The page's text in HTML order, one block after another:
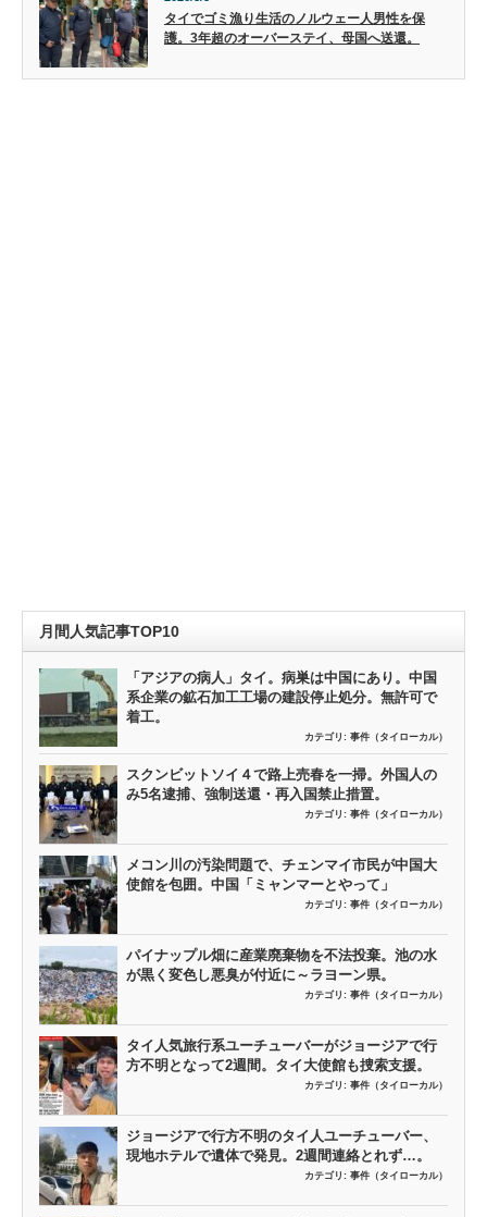
タイでゴミ漁り生活のノルウェー人男性を保
護。3年超のオーバーステイ、母国へ送還。
月間人気記事TOP10
「アジアの病人」タイ。病巣は中国にあり。中国
系企業の鉱石加工工場の建設停止処分。無許可で
着工。
カテゴリ: 事件（タイローカル）
スクンビットソイ４で路上売春を一掃。外国人の
み5名逮捕、強制送還・再入国禁止措置。
カテゴリ: 事件（タイローカル）
メコン川の汚染問題で、チェンマイ市民が中国大
使館を包囲。中国「ミャンマーとやって」
カテゴリ: 事件（タイローカル）
パイナップル畑に産業廃棄物を不法投棄。池の水
が黒く変色し悪臭が付近に～ラヨーン県。
カテゴリ: 事件（タイローカル）
タイ人気旅行系ユーチューバーがジョージアで行
方不明となって2週間。タイ大使館も捜索支援。
カテゴリ: 事件（タイローカル）
ジョージアで行方不明のタイ人ユーチューバー、
現地ホテルで遺体で発見。2週間連絡とれず…。
カテゴリ: 事件（タイローカル）